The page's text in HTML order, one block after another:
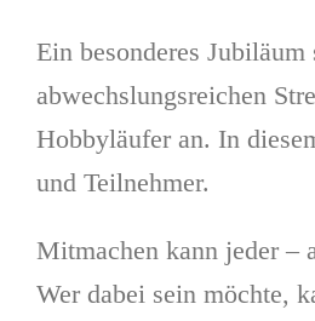
Ein besonderes
abwechslungsreichen
Hobbyläufer an. In
und Teilnehmer.
Mitmachen kann jeder –
Wer dabei sein möchte,